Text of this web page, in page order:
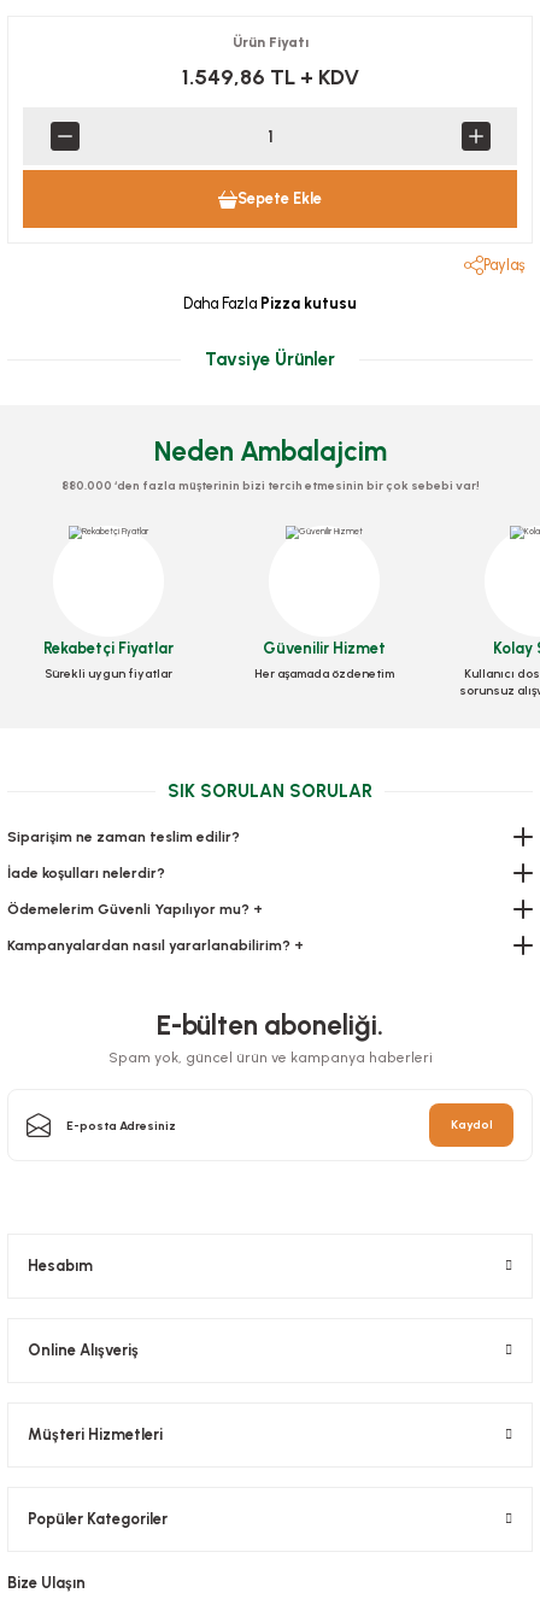
Ürün Fiyatı
1.549,86 TL + KDV
Sepete Ekle
Paylaş
Daha Fazla Pizza kutusu
Tavsiye Ürünler
Kutu Pizza Tst Standart 30x30x3,5 Cm
+ KDV
Sepete Ekle
714,14 TL
Neden Ambalajcim
880.000 ‘den fazla müşterinin bizi tercih etmesinin bir çok sebebi var!
Rekabetçi Fiyatlar
Sürekli uygun fiyatlar
Güvenilir Hizmet
Her aşamada özdenetim
Kolay
Kullanıcı
sorunsuz
SIK SORULAN SORULAR
Siparişim ne zaman teslim edilir?
İade koşulları nelerdir?
Ödemelerim Güvenli Yapılıyor mu? +
Kampanyalardan nasıl yararlanabilirim? +
E-bülten aboneliği.
Spam yok, güncel ürün ve kampanya haberleri
Kaydol
Hesabım
Online Alışveriş
Müşteri Hizmetleri
Popüler Kategoriler
Bize Ulaşın